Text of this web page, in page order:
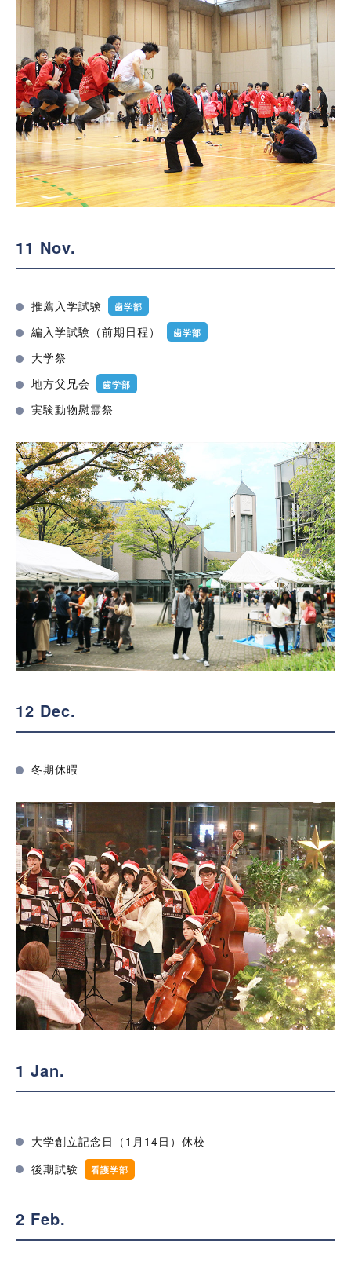
11 Nov.
推薦入学試験 歯学部
編入学試験（前期日程） 歯学部
大学祭
地方父兄会
歯学部
実験動物慰霊祭
12 Dec.
冬期休暇
1 Jan.
大学創立記念日（1月14日）休校
後期試験
看護学部
2 Feb.